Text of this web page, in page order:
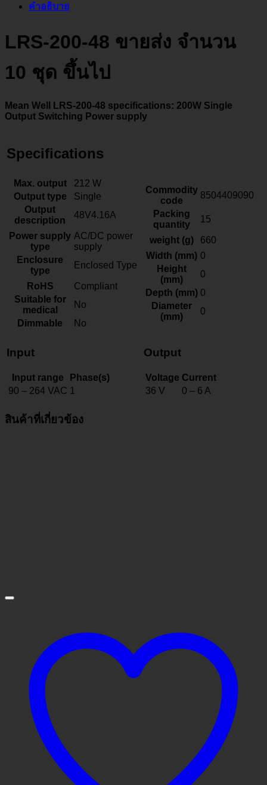
คำอธิบาย
LRS-200-48 ขายส่ง จำนวน
10 ชุด ขึ้นไป
Mean Well LRS-200-48 specifications: 200W Single
Output Switching Power supply
Specifications
Max. output
212 W
Output type
Single
Output
description
48V4.16A
Power supply
type
AC/DC power
supply
Enclosure
type
Enclosed Type
RoHS
Compliant
Suitable for
medical
No
Dimmable
No
Commodity
code
8504409090
Packing
quantity
15
weight (g)
660
Width (mm) 0
Height
(mm)
0
Depth (mm) 0
Diameter
(mm)
0
Input
Input range
Phase(s)
90 – 264 VAC 1
Output
Voltage Current
36 V
0 – 6 A
สินค้าที่เกี่ยวข้อง